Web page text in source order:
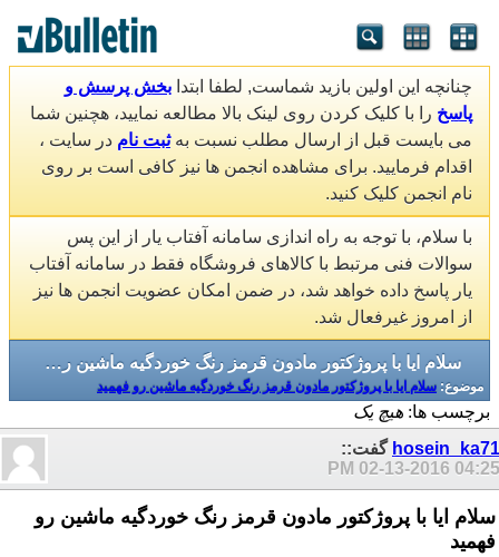
چنانچه این اولین بازید شماست, لطفا ابتدا بخش پرسش و
پاسخ را با کلیک کردن روی لینک بالا مطالعه نمایید، هچنین شما
می بایست قبل از ارسال مطلب نسبت بهثبت نام در سایت ،
اقدام فرمایید. برای مشاهده انجمن ها نیز کافی است بر روی
نام انجمن کلیک کنید.
با سلام، با توجه به راه اندازی سامانه آفتاب یار از این پس
سوالات فنی مرتبط با کالاهای فروشگاه فقط در سامانه آفتاب
یار پاسخ داده خواهد شد، در ضمن امکان عضویت انجمن ها نیز
از امروز غیرفعال شد.
سلام ایا با پروژکتور مادون قرمز رنگ خوردگیه ماشین رو فهمید
موضوع: سلام ایا با پروژکتور مادون قرمز رنگ خوردگیه ماشین رو فهمید
برچسب ها: هیچ یک
hosein_ka71 گفت::
02-13-2016 04:25 PM
سلام ایا با پروژکتور مادون قرمز رنگ خوردگیه ماشین رو
فهمید